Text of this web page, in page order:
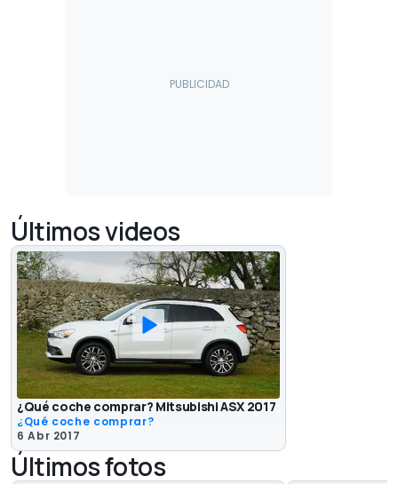
Últimos videos
¿Qué coche comprar? Mitsubishi ASX 2017
¿Qué coche comprar?
6 Abr 2017
Últimos fotos